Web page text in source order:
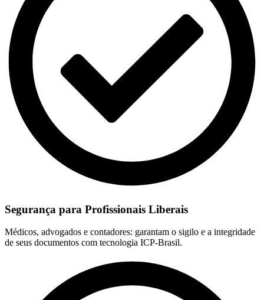
Segurança para Profissionais Liberais
Médicos, advogados e contadores: garantam o sigilo e a integridade
de seus documentos com tecnologia ICP-Brasil.